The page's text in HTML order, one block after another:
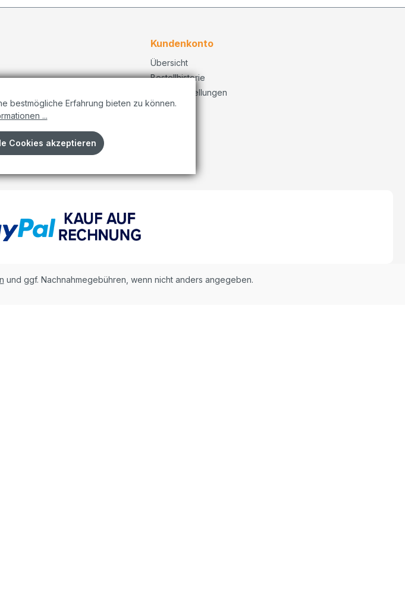
Kundenkonto
Übersicht
Bestellhistorie
Konto Einstellungen
und ggf. Nachnahmegebühren, wenn nicht anders angegeben.
bestmögliche Erfahrung bieten zu können.
...
Cookies akzeptieren